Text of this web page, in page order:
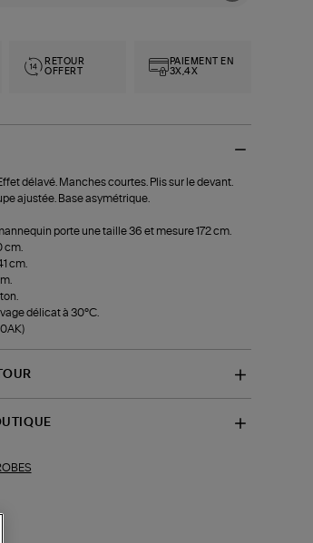
RETOUR
OFFERT
PAIEMENT EN
3X,4X
délavé. Manches courtes. Plis sur le devant.
ajustée. Base asymétrique.
porte une taille 36 et mesure 172 cm.
cm.
cm.
délicat à 30°C.